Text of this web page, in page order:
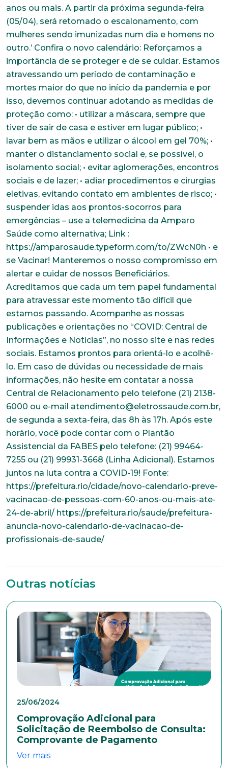
anos ou mais. A partir da próxima segunda-feira
(05/04), será retomado o escalonamento, com
mulheres sendo imunizadas num dia e homens no
outro.’ Confira o novo calendário: Reforçamos a
importância de se proteger e de se cuidar. Estamos
atravessando um período de contaminação e
mortes maior do que no início da pandemia e por
isso, devemos continuar adotando as medidas de
proteção como: • utilizar a máscara, sempre que
tiver de sair de casa e estiver em lugar público; •
lavar bem as mãos e utilizar o álcool em gel 70%; •
manter o distanciamento social e, se possível, o
isolamento social; • evitar aglomerações, encontros
sociais e de lazer; • adiar procedimentos e cirurgias
eletivas, evitando contato em ambientes de risco; •
suspender idas aos prontos-socorros para
emergências – use a telemedicina da Amparo
Saúde como alternativa; Link :
https://amparosaude.typeform.com/to/ZWcN0h • e
se Vacinar! Manteremos o nosso compromisso em
alertar e cuidar de nossos Beneficiários.
Acreditamos que cada um tem papel fundamental
para atravessar este momento tão difícil que
estamos passando. Acompanhe as nossas
publicações e orientações no “COVID: Central de
Informações e Notícias”, no nosso site e nas redes
sociais. Estamos prontos para orientá-lo e acolhê-
lo. Em caso de dúvidas ou necessidade de mais
informações, não hesite em contatar a nossa
Central de Relacionamento pelo telefone (21) 2138-
6000 ou e-mail atendimento@eletrossaude.com.br,
de segunda a sexta-feira, das 8h às 17h. Após este
horário, você pode contar com o Plantão
Assistencial da FABES pelo telefone: (21) 99464-
7255 ou (21) 99931-3668 (Linha Adicional). Estamos
juntos na luta contra a COVID-19! Fonte:
https://prefeitura.rio/cidade/novo-calendario-preve-
vacinacao-de-pessoas-com-60-anos-ou-mais-ate-
24-de-abril/ https://prefeitura.rio/saude/prefeitura-
anuncia-novo-calendario-de-vacinacao-de-
profissionais-de-saude/
Outras notícias
25/06/2024
Comprovação Adicional para
Solicitação de Reembolso de Consulta:
Comprovante de Pagamento
Ver mais
Trabalhe conosco
Faça parte de uma instituição sólida, ética e
comprometida com o bem-estar dos seus
colaboradores. Preencha todos os dados abaixo e
anexe seu currículo.
*Campos obrigatórios
Nome completo*
E-mail*